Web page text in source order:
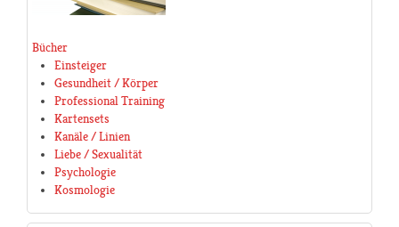
Bücher
Einsteiger
Gesundheit / Körper
Professional Training
Kartensets
Kanäle / Linien
Liebe / Sexualität
Psychologie
Kosmologie